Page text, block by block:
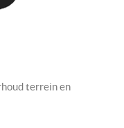
terrein en